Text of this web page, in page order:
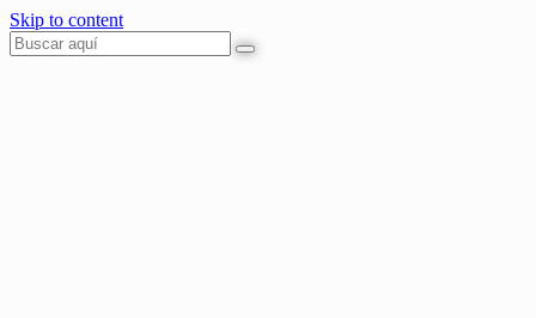
Skip to content